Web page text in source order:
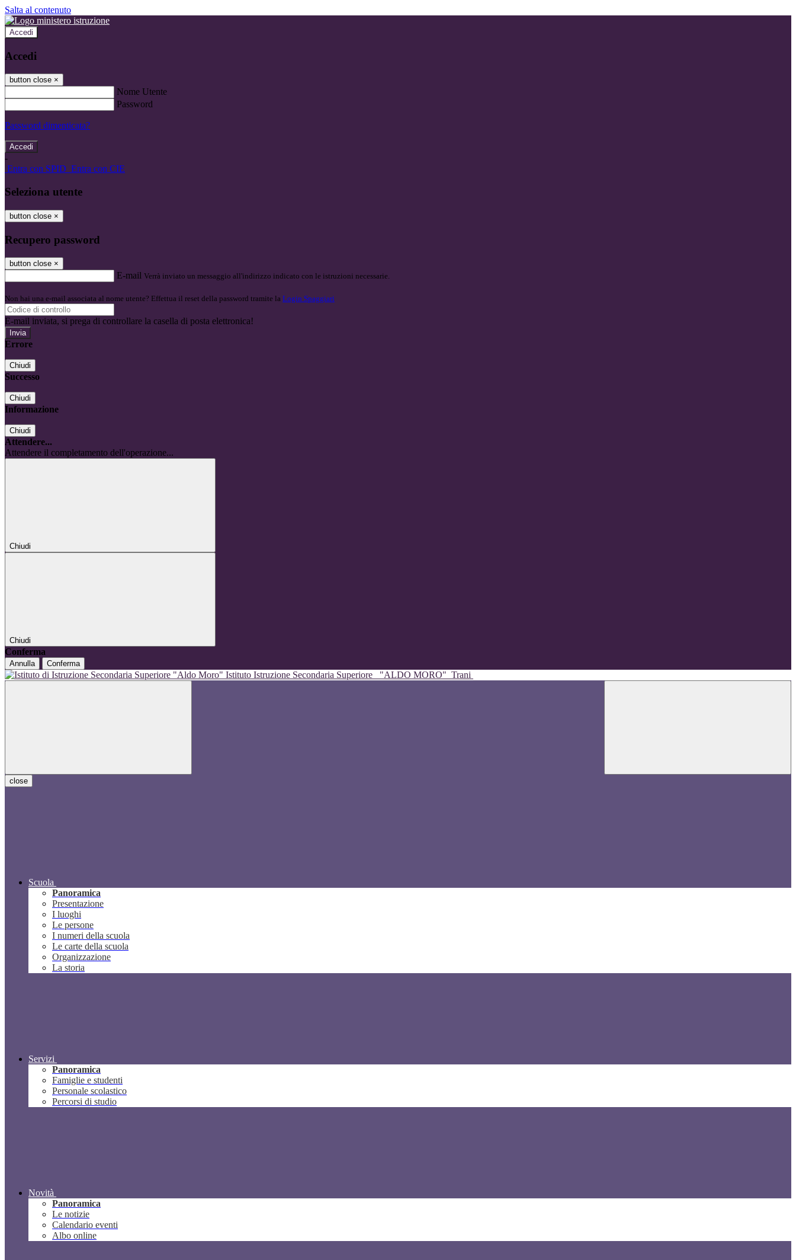
Salta al contenuto
Accedi
Accedi
button close ×
Nome Utente
Password
Password dimenticata?
-
Entra con SPID Entra con CIE
Seleziona utente
button close ×
Recupero password
button close ×
E-mail Verrà inviato un messaggio all'indirizzo indicato con le istruzioni necessarie.
Non hai una e-mail associata al nome utente? Effettua il reset della password tramite la Login Spaggiari
E-mail inviata, si prega di controllare la casella di posta elettronica!
Errore
Chiudi
Successo
Chiudi
Informazione
Chiudi
Attendere...
Attendere il completamento dell'operazione...
Chiudi
Chiudi
Conferma
Annulla Conferma
Istituto Istruzione Secondaria Superiore "ALDO MORO" Trani
close
Scuola
Panoramica
Presentazione
I luoghi
Le persone
I numeri della scuola
Le carte della scuola
Organizzazione
La storia
Servizi
Panoramica
Famiglie e studenti
Personale scolastico
Percorsi di studio
Novità
Panoramica
Le notizie
Calendario eventi
Albo online